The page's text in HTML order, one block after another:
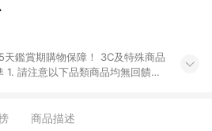
鑑賞期購物保障！ 3C及特殊商品
得 [2024/6/1起適用] -內接硬
商品描述